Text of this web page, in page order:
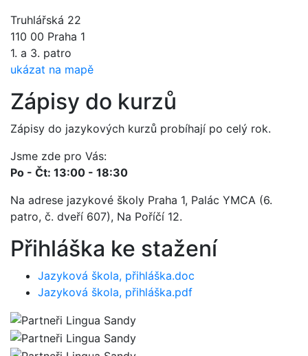
Truhlářská 22
110 00 Praha 1
1. a 3. patro
ukázat na mapě
Zápisy do kurzů
Zápisy do jazykových kurzů probíhají po celý rok.
Jsme zde pro Vás:
Po - Čt: 13:00 - 18:30
Na adrese jazykové školy Praha 1, Palác YMCA (6.
patro, č. dveří 607), Na Poříčí 12.
Přihláška ke stažení
Jazyková škola, přihláška.doc
Jazyková škola, přihláška.pdf